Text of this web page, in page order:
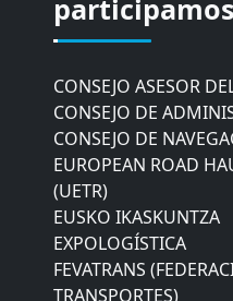
participamos
AYUNTAMIENTO DE
CONSEJO ASESOR
CONSEJO DE
CONSEJO DE
EUROPEAN ROAD
(UETR)
EUSKO IKASKUNTZA
EXPOLOGÍSTICA
FEVATRANS
TRANSPORTES)